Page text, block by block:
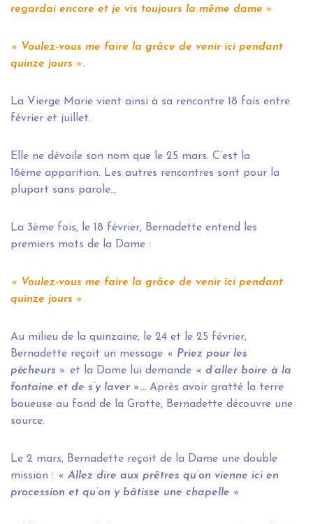
regardai encore et je vis toujours la même dame »
« Voulez-vous me faire la grâce de venir ici pendant
quinze jours ».
La Vierge Marie vient ainsi à sa rencontre 18 fois entre
février et juillet.
Elle ne dévoile son nom que le 25 mars. C’est la
16ème apparition. Les autres rencontres sont pour la
plupart sans parole…
La 3ème fois, le 18 février, Bernadette entend les
premiers mots de la Dame :
« Voulez-vous me faire la grâce de venir ici pendant
quinze jours »
Au milieu de la quinzaine, le 24 et le 25 février,
Bernadette reçoit un message « Priez pour les
pécheurs » et la Dame lui demande « d’aller boire à la
fontaine et de s’y laver »… Après avoir gratté la terre
boueuse au fond de la Grotte, Bernadette découvre une
source.
Le 2 mars, Bernadette reçoit de la Dame une double
mission : « Allez dire aux prêtres qu’on vienne ici en
procession et qu’on y bâtisse une chapelle »